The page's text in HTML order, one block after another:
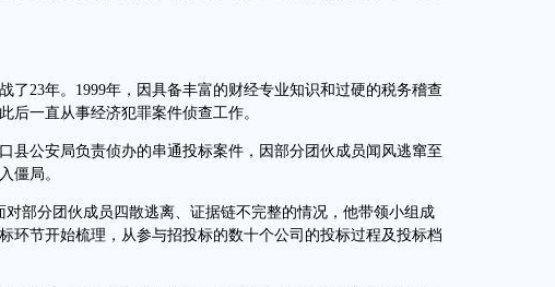
23年。1999年，因具备丰富的财经专业知识和过硬的税务稽查
后一直从事经济犯罪案件侦查工作。
公安局负责侦办的串通投标案件，因部分团伙成员闻风逃窜至
僵局。
部分团伙成员四散逃离、证据链不完整的情况，他带领小组成
环节开始梳理，从参与招投标的数十个公司的投标过程及投标档